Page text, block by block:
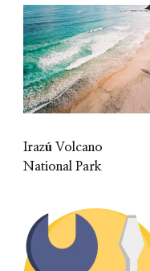
Irazú Volcano
National Park